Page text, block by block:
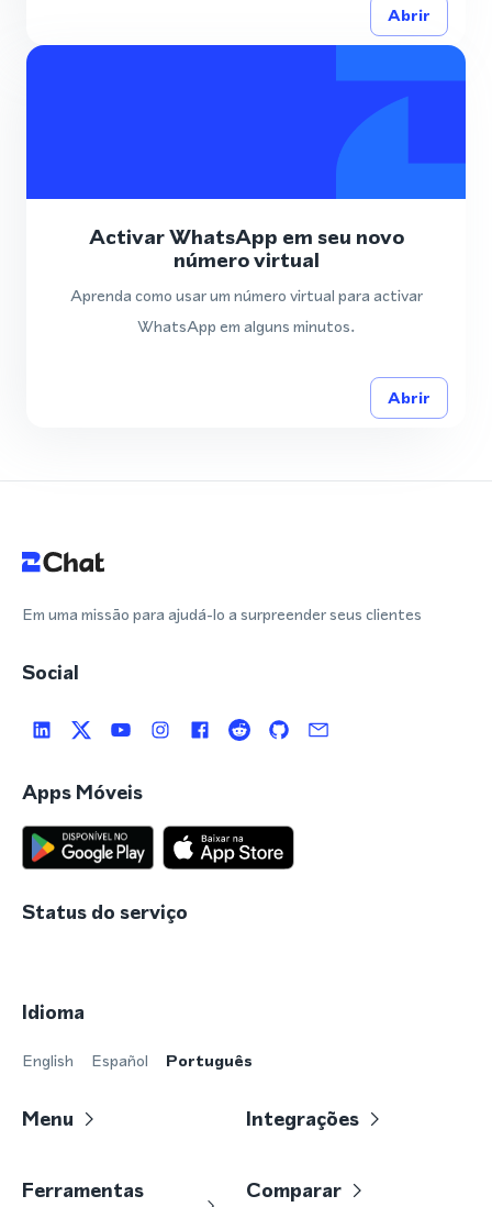
Abrir
Activar WhatsApp em seu novo
número virtual
Aprenda como usar um número virtual para activar
WhatsApp em alguns minutos.
Abrir
Em uma missão para ajudá-lo a surpreender seus clientes
Social
Apps Móveis
Status do serviço
Idioma
English Español Português
Menu Integrações
Ferramentas Comparar